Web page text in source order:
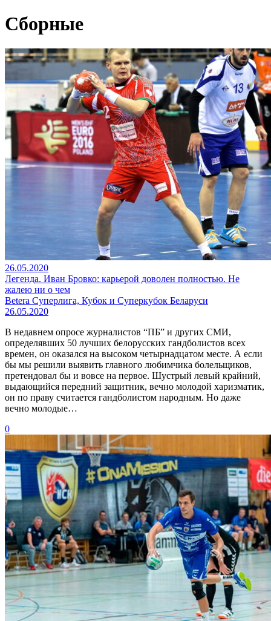
Сборные
26.05.2020
Легенда. Иван Бровко: карьерой доволен полностью. Не
жалею ни о чем
Betera Суперлига, Кубок и Суперкубок Беларуси
26.05.2020
В недавнем опросе журналистов “ПБ” и других СМИ,
определявших 50 лучших белорусских гандболистов всех
времен, он оказался на высоком четырнадцатом месте. А если
бы мы решили выявить главного любимчика болельщиков,
претендовал бы и вовсе на первое. Шустрый левый крайний,
выдающийся передний защитник, вечно молодой харизматик,
он по праву считается гандболистом народным. Но даже
вечно молодые…
0